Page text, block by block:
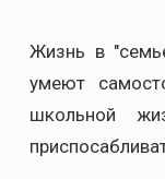
Жизнь в
умеют
школьной